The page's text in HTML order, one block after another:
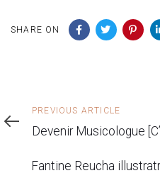
SHARE ON
Previous
Article
PREVIOUS ARTICLE
Devenir Musicologue
Article
Fantine Reucha